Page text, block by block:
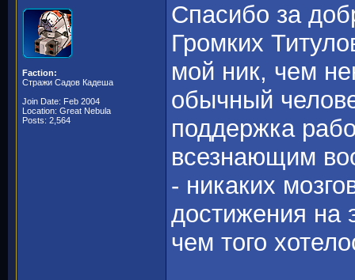
Faction:
Стражи Садов Кадеша
Join Date: Feb 2004
Location: Great Nebula
Posts: 2,564
Спасибо за
Громких
мой ник, чем
обычный
поддержка
всезнающим
- никаких
достижения на
чем того